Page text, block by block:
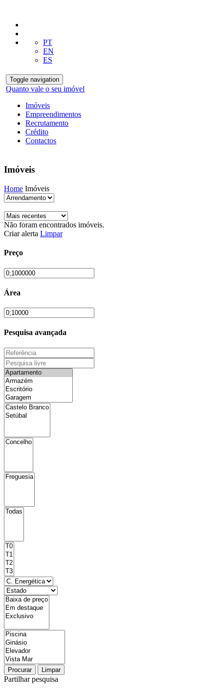
PT
EN
ES
Toggle navigation
Quanto vale o seu imóvel
Imóveis
Empreendimentos
Recrutamento
Crédito
Contactos
Imóveis
Home Imóveis
Não foram encontrados imóveis.
Criar alerta Limpar
Preço
Área
Pesquisa avançada
Procurar Limpar
Partilhar pesquisa